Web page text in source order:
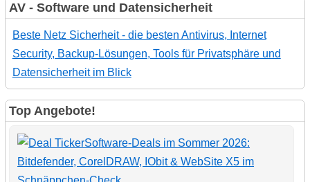
AV - Software und Datensicherheit
Beste Netz Sicherheit - die besten Antivirus, Internet
Security, Backup-Lösungen, Tools für Privatsphäre und
Datensicherheit im Blick
Top Angebote!
Software-Deals im Sommer 2026:
Bitdefender, CorelDRAW, IObit & WebSite X5 im